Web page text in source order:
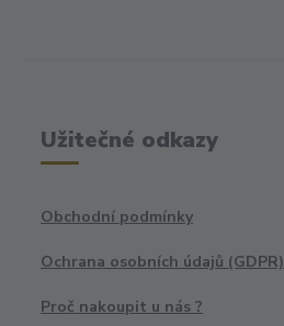
Užitečné odkazy
Obchodní podmínky
Ochrana osobních údajů (GDPR)
Proč nakoupit u nás ?